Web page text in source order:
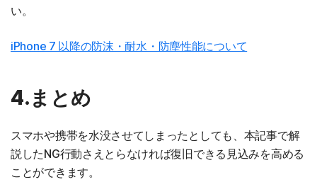
い。
iPhone 7 以降の防沫・耐水・防塵性能について
4.まとめ
スマホや携帯を水没させてしまったとしても、本記事で解
説したNG行動さえとらなければ復旧できる見込みを高める
ことができます。